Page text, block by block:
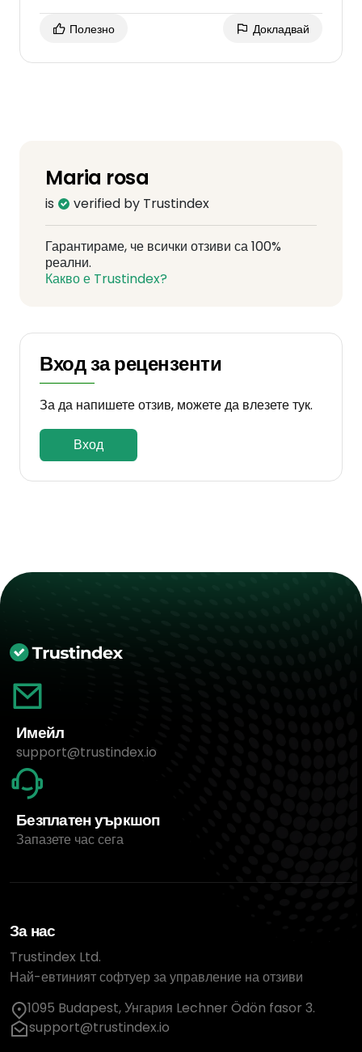
Полезно Докладвай
Maria rosa
is verified by Trustindex
Гарантираме, че всички отзиви са 100%
реални.
Какво е Trustindex?
Вход за рецензенти
За да напишете отзив, можете да влезете тук.
Вход
Имейл
support@trustindex.io
Безплатен уъркшоп
Запазете час сега
За нас
Trustindex Ltd.
Най-евтиният софтуер за управление на отзиви
1095 Budapest, Унгария Lechner Ödön fasor 3.
support@trustindex.io